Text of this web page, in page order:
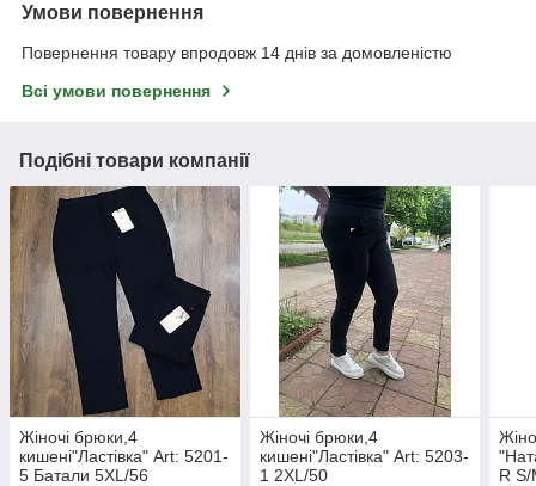
Умови повернення
Повернення товару впродовж 14 днів за домовленістю
Всі умови повернення
Подібні товари компанії
Жіночі брюки,4
кишені"Ластівка" Art: 5201-
5 Батали 5XL/56
Жіночі брюки,4
кишені"Ластівка" Art: 5203-
1 2XL/50
R